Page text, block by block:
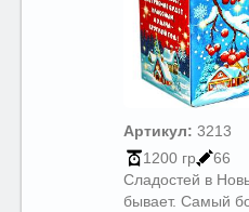
Артикул: 3213
1200 гр
66
Сладостей в
бывает. Самый